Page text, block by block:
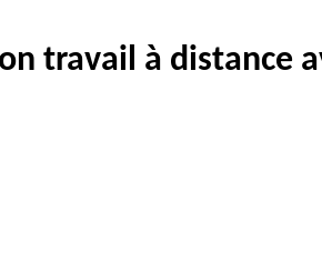
travail à distance